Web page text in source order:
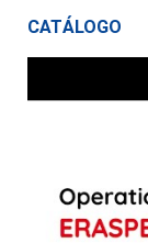
CATÁLOGO